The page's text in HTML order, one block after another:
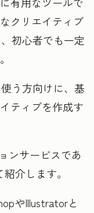
クリエイティブ
初心者でも一定
う方向けに、基
ティブを作成す
ンサービスであ
介します。
やIllustratorと